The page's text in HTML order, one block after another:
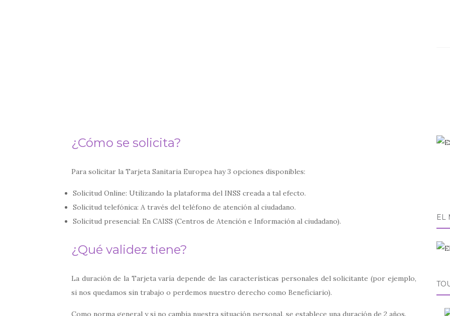
¿Cómo se solicita?
Para solicitar la Tarjeta Sanitaria Europea hay 3 opciones disponibles:
Solicitud Online: Utilizando la plataforma del INSS creada a tal efecto.
Solicitud telefónica: A través del teléfono de atención al ciudadano.
Solicitud presencial: En CAISS (Centros de Atención e Información al ciudadano).
¿Qué validez tiene?
La duración de la Tarjeta varía depende de las características personales del solicitante (por ejemplo,
si nos quedamos sin trabajo o perdemos nuestro derecho como Beneficiario).
Como norma general y si no cambia nuestra situación personal, se establece una duración de 2 años.
EL